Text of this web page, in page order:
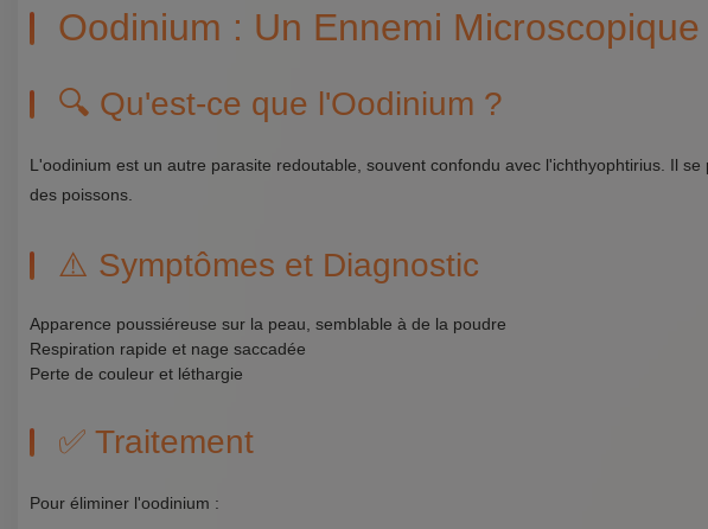
Oodinium : Un Ennemi Microscopique
🔍 Qu'est-ce que l'Oodinium ?
L'oodinium est un autre parasite redoutable, souvent confondu avec l'ichthyophtirius. Il
des poissons.
⚠️ Symptômes et Diagnostic
Apparence poussiéreuse sur la peau, semblable à de la poudre
Respiration rapide et nage saccadée
Perte de couleur et léthargie
✅ Traitement
Pour éliminer l'oodinium :